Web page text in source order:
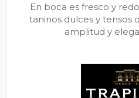
En boca es fresco y
taninos dulces y tensos
amplitud y